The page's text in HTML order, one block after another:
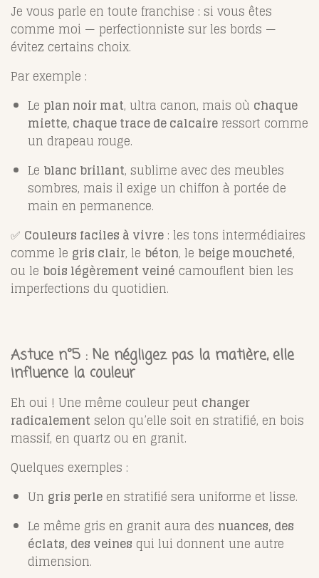
Je vous parle en toute franchise : si vous êtes
comme moi — perfectionniste sur les bords —
évitez certains choix.
Par exemple :
Le plan noir mat, ultra canon, mais où chaque
miette, chaque trace de calcaire ressort comme
un drapeau rouge.
Le blanc brillant, sublime avec des meubles
sombres, mais il exige un chiffon à portée de
main en permanence.
✅ Couleurs faciles à vivre : les tons intermédiaires
comme le gris clair, le béton, le beige moucheté,
ou le bois légèrement veiné camouflent bien les
imperfections du quotidien.
Astuce n°5 : Ne négligez pas la matière, elle
influence la couleur
Eh oui ! Une même couleur peut changer
radicalement selon qu’elle soit en stratifié, en bois
massif, en quartz ou en granit.
Quelques exemples :
Un gris perle en stratifié sera uniforme et lisse.
Le même gris en granit aura des nuances, des
éclats, des veines qui lui donnent une autre
dimension.